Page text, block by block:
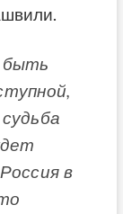
быть
в